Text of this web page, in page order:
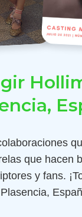
que hacen
y fans.
Plasencia,